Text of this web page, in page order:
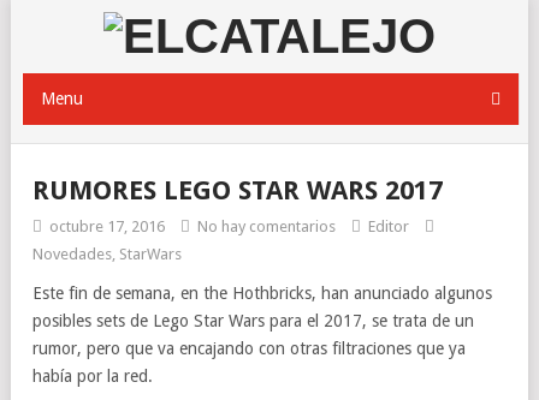
Menu
RUMORES LEGO STAR WARS 2017
octubre 17, 2016 No hay comentarios
Editor
Novedades, StarWars
Este fin de semana, en the Hothbricks, han anunciado algunos
posibles sets de Lego Star Wars para el 2017, se trata de un
rumor, pero que va encajando con otras filtraciones que ya
había por la red.